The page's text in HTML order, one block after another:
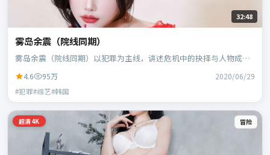
32:48
雾岛余震（院线同期）
雾岛余震（院线同期）以犯罪为主线，讲述危机中的抉择与人物成
4.6 95万 2020/06/29
#犯罪#综艺#韩国
超清4K 冒险